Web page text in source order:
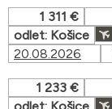
1 311 €
odlet: Košice
20.08.2026
1 233 €